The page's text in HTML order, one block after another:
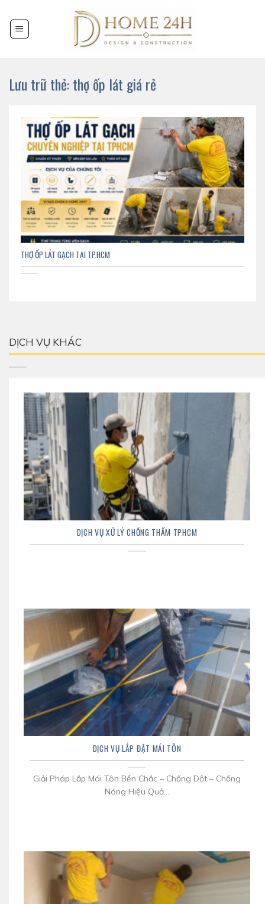
đến
nội
Lưu trữ thẻ:thợ ốp lát giá rẻ
THỢ ỐP LÁT GẠCH TẠI TP.HCM
DỊCH VỤ KHÁC
DỊCH VỤ XỬ LÝ CHỐNG THẤM TPHCM
DỊCH VỤ LẮP ĐẶT MÁI TÔN
Giải Pháp Lắp Mái Tôn Bền Chắc – Chống Dột – Chống
Nóng Hiệu Quả...